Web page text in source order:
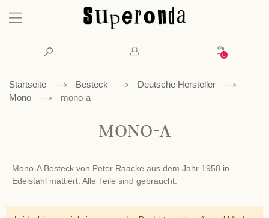
Konto
Mein
Suche
Startseite Besteck
Deutsche Hersteller
Mono
mono-a
MONO-A
Mono-A Besteck von Peter Raacke aus dem Jahr 1958 in
Edelstahl mattiert. Alle Teile sind gebraucht.